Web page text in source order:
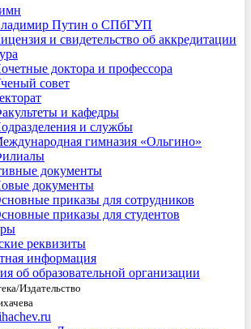
Путин о СПбГУП
и свидетельство об аккредитации
доктора и профессора
совет
и кафедры
и службы
гимназия «Ольгино»
документы
документы
приказы для сотрудников
приказы для студентов
реквизиты
информация
об образовательной организации
Издательство